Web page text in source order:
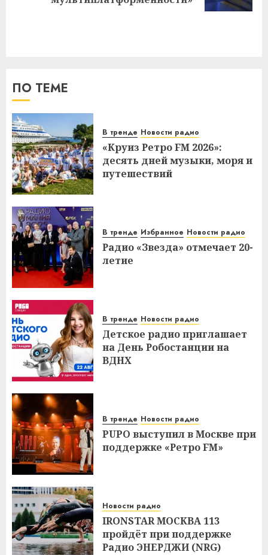
ПО ТЕМЕ
В тренде Новости радио
«Круиз Ретро FM 2026»:
десять дней музыки, моря и
путешествий
В тренде Избранное Новости радио
Радио «Звезда» отмечает 20-
летие
В тренде Новости радио
Детское радио приглашает
на День Робостанции на
ВДНХ
В тренде Новости радио
PUPO выступил в Москве при
поддержке «Ретро FM»
Новости радио
IRONSTAR МОСКВА 113
пройдёт при поддержке
Радио ЭНЕРДЖИ (NRG)